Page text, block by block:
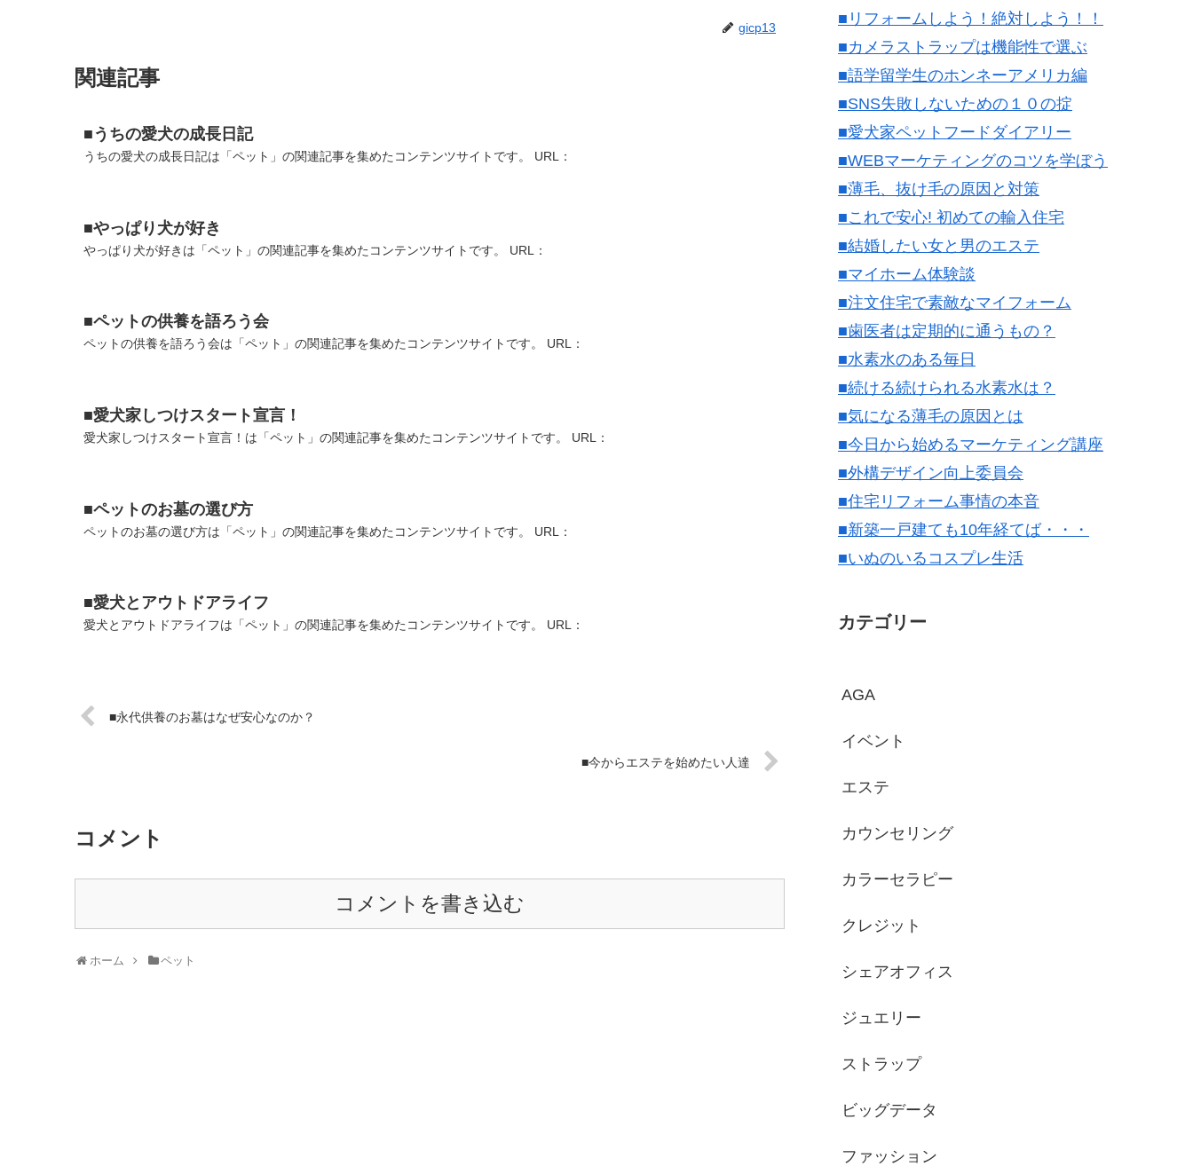
gicp13
関連記事
■うちの愛犬の成長日記
うちの愛犬の成長日記は「ペット」の関連記事を集めたコンテンツサイトです。 URL：
■やっぱり犬が好き
やっぱり犬が好きは「ペット」の関連記事を集めたコンテンツサイトです。 URL：
■ペットの供養を語ろう会
ペットの供養を語ろう会は「ペット」の関連記事を集めたコンテンツサイトです。 URL：
■愛犬家しつけスタート宣言！
愛犬家しつけスタート宣言！は「ペット」の関連記事を集めたコンテンツサイトです。 URL：
■ペットのお墓の選び方
ペットのお墓の選び方は「ペット」の関連記事を集めたコンテンツサイトです。 URL：
■愛犬とアウトドアライフ
愛犬とアウトドアライフは「ペット」の関連記事を集めたコンテンツサイトです。 URL：
■永代供養のお墓はなぜ安心なのか？
■今からエステを始めたい人達
コメント
コメントを書き込む
ホーム ペット
■リフォームしよう！絶対しよう！！
■カメラストラップは機能性で選ぶ
■語学留学生のホンネーアメリカ編
■SNS失敗しないための１０の掟
■愛犬家ペットフードダイアリー
■WEBマーケティングのコツを学ぼう
■薄毛、抜け毛の原因と対策
■これで安心! 初めての輸入住宅
■結婚したい女と男のエステ
■マイホーム体験談
■注文住宅で素敵なマイフォーム
■歯医者は定期的に通うもの？
■水素水のある毎日
■続ける続けられる水素水は？
■気になる薄毛の原因とは
■今日から始めるマーケティング講座
■外構デザイン向上委員会
■住宅リフォーム事情の本音
■新築一戸建ても10年経てば・・・
■いぬのいるコスプレ生活
カテゴリー
AGA
イベント
エステ
カウンセリング
カラーセラピー
クレジット
シェアオフィス
ジュエリー
ストラップ
ビッグデータ
ファッション